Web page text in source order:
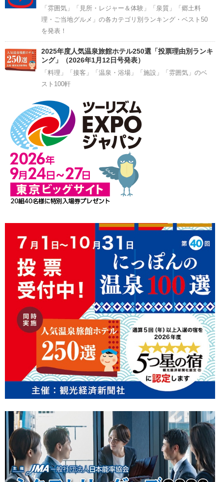
「雰囲気」「見所・レジャー＆体験」「泉質」「郷土料
理・ご当地グルメ」の各カテゴリ別ランキング・ベスト50
を発表！
2025年度人気温泉旅館ホテル250選「投票理由別ランキ
ング」（2026年1月12日号発表）
「料理」「接客」「温泉・浴場」「施設」「雰囲気」のベ
スト100軒